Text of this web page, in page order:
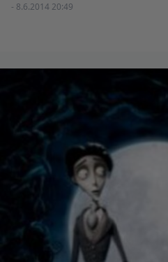
- 8.6.2014 20:49